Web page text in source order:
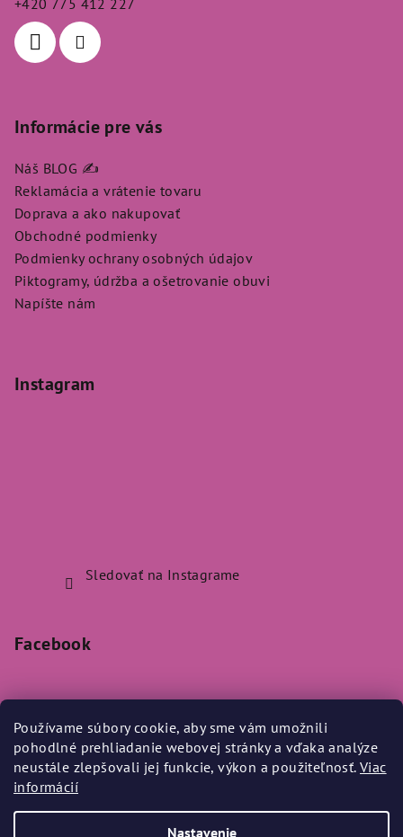
Používame súbory cookie, aby sme vám umožnili
pohodlné prehliadanie webovej stránky a vďaka analýze
neustále zlepšovali jej funkcie, výkon a použiteľnosť. Viac
informácií
Nastavenie
Informácie pre vás
Náš BLOG ✍️
Reklamácia a vrátenie tovaru
Doprava a ako nakupovať
Obchodné podmienky
Podmienky ochrany osobných údajov
Piktogramy, údržba a ošetrovanie obuvi
Napíšte nám
Instagram
Sledovať na Instagrame
Facebook
Prijímame online platby